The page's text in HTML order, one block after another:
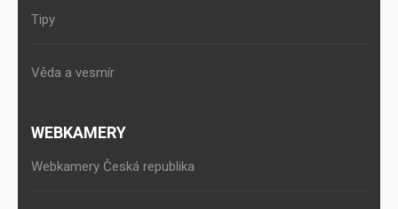
Tipy
Věda a vesmír
WEBKAMERY
Webkamery Česká republika